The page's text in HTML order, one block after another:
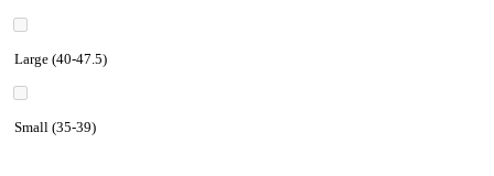
Large (40-47.5)
Small (35-39)